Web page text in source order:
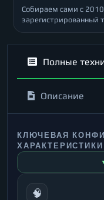
Собираем сами с 2010
зарегистрированный
Полные
Описание
КЛЮЧЕВАЯ
ХАРАКТЕРИСТИКИ
🧠